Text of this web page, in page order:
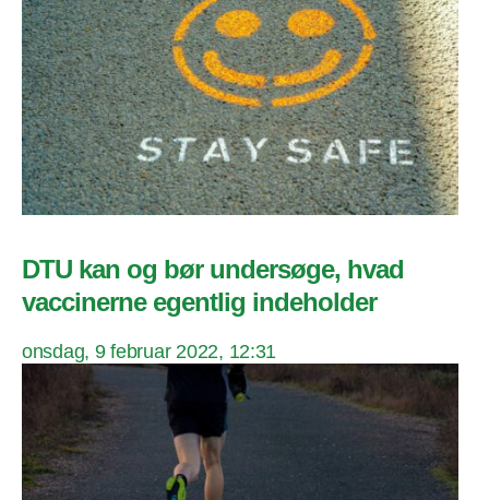
DTU kan og bør undersøge, hvad
vaccinerne egentlig indeholder
onsdag, 9 februar 2022, 12:31